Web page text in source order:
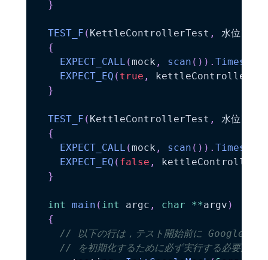
}
TEST_F ( KettleControllerTest , 水位
{
EXPECT_CALL (mock , scan ( ) ) . Times
EXPECT_EQ ( true , kettleController
}
TEST_F ( KettleControllerTest , 水位
{
EXPECT_CALL (mock , scan ( ) ) . Times
EXPECT_EQ ( false , kettleController
}
int main ( int argc , char **argv )
{
// 以下の行は，テスト開始前に Google
// を初期化するために必ず実行する必要があ